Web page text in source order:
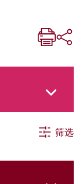
筛选